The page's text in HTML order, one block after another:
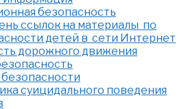
безопасность
ссылок на материалы по
детей в сети Интернет
дорожного движения
суицидального поведения